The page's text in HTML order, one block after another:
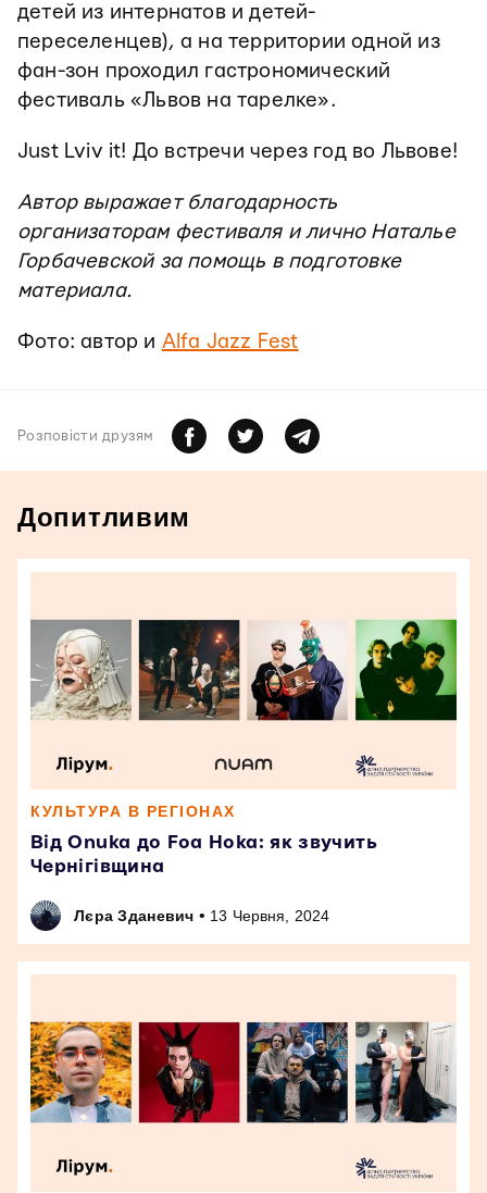
детей из интернатов и детей-
переселенцев), а на территории одной из
фан-зон проходил гастрономический
фестиваль «Львов на тарелке».
Just Lviv it! До встречи через год во Львове!
Автор выражает благодарность
организаторам фестиваля и лично Наталье
Горбачевской за помощь в подготовке
материала.
Фото: автор и Alfa Jazz Fest
Розповiсти друзям
Допитливим
КУЛЬТУРА В РЕГІОНАХ
Від Onuka до Foa Hoka: як звучить
Чернігівщина
Лєра Зданевич • 13 Червня, 2024